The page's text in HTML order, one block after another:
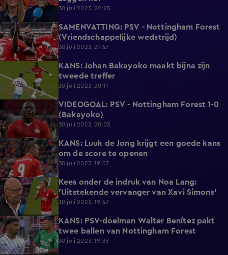
30 juli 2023, 22:25
2:05
SAMENVATTING: PSV - Nottingham Forest
(Vriendschappelijke wedstrijd)
30 juli 2023, 21:47
KANS: Johan Bakayoko maakt bijna zijn
tweede treffer
30 juli 2023, 20:11
VIDEOGOAL: PSV - Nottingham Forest 1-0
(Bakayoko)
30 juli 2023, 20:03
0:22
KANS: Luuk de Jong krijgt een goede kans
om de score te openen
30 juli 2023, 19:57
2:09
Kees onder de indruk van Noa Lang:
'Uitstekende vervanger van Xavi Simons'
30 juli 2023, 19:47
1:04
KANS: PSV-doelman Walter Benítez pakt
twee ballen van Nottingham Forest
30 juli 2023, 19:35